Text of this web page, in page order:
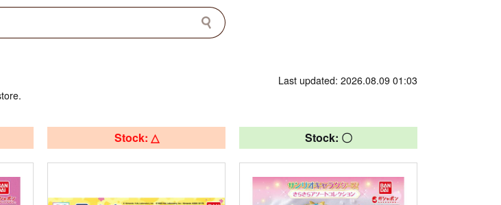
Last updated: 2026.08.09 01:03
Stock: △ Stock: 〇